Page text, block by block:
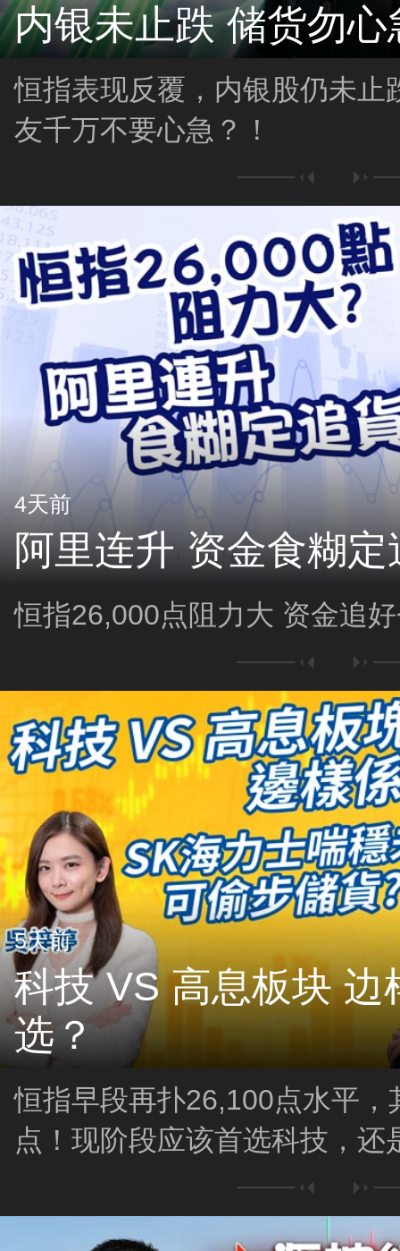
内银未止跌 储货勿心
恒指表现反覆，内银股仍未止
友千万不要心急？！
4天前
阿里连升 资金食糊定
恒指26,000点阻力大 资金追
5天前
科技 VS 高息板块 边
选？
恒指早段再扑26,100点水平，
点！现阶段应该首选科技，还
SK海力士韩股日内表现反覆
象？可否偷步储货？